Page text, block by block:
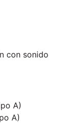
con sonido
A)
A)